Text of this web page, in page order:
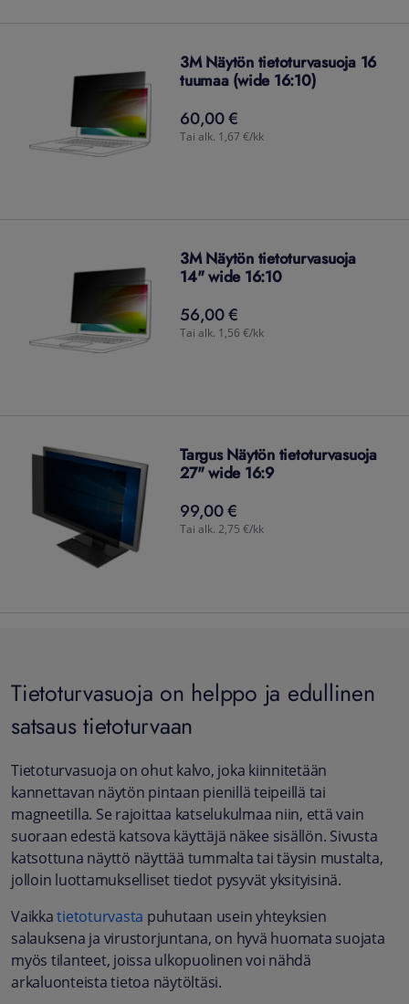
3M Näytön tietoturvasuoja 16
tuumaa (wide 16:10)
60,00 €
60,00€
Tai alk. 1,67 €/kk
3M Näytön tietoturvasuoja
14" wide 16:10
56,00 €
56,00€
Tai alk. 1,56 €/kk
Targus Näytön tietoturvasuoja
27" wide 16:9
99,00 €
99,00€
Tai alk. 2,75 €/kk
Tietoturvasuoja on helppo ja edullinen
satsaus tietoturvaan
Tietoturvasuoja on ohut kalvo, joka kiinnitetään
kannettavan näytön pintaan pienillä teipeillä tai
magneetilla. Se rajoittaa katselukulmaa niin, että vain
suoraan edestä katsova käyttäjä näkee sisällön. Sivusta
katsottuna näyttö näyttää tummalta tai täysin mustalta,
jolloin luottamukselliset tiedot pysyvät yksityisinä.
​Vaikkatietoturvasta puhutaan usein yhteyksien
salauksena ja virustorjuntana, on hyvä huomata suojata
myös tilanteet, joissa ulkopuolinen voi nähdä
arkaluonteista tietoa näytöltäsi.